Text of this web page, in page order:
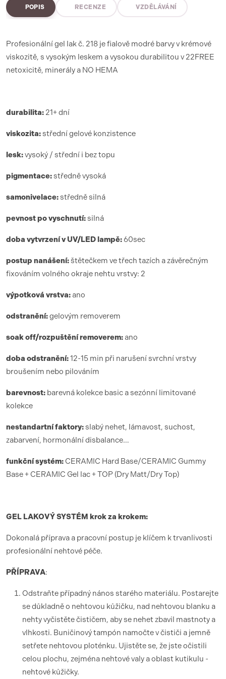
POPIS RECENZE VZDĚLÁVÁNÍ
Profesionální gel lak č. 218 je fialově modré barvy v krémové
viskozitě, s vysokým leskem a vysokou durabilitou v 22FREE
netoxicitě, minerály a NO HEMA
durabilita: 21+ dní
viskozita:střední gelové konzistence
lesk:vysoký / střední i bez topu
pigmentace:středně vysoká
samonivelace:středně silná
pevnost po vyschnutí:silná
doba vytvrzenív UV/LED lampě:60sec
postup nanášení:štětečkem ve třech tazích a závěrečným
fixováním volného okraje nehtu vrstvy: 2
výpotková vrstva: ano
odstranění:gelovým removerem
soak off/rozpuštění removerem: ano
doba odstranění:12-15 min při narušení svrchní vrstvy
broušením nebo pilováním
barevnost: barevná kolekce basic a sezónní limitované
kolekce
nestandartní faktory:slabý nehet, lámavost, suchost,
zabarvení, hormonální disbalance…
funkční systém:CERAMIC Hard Base/CERAMIC Gummy
Base + CERAMIC Gel lac + TOP (Dry Matt/Dry Top)
GEL LAKOVÝ SYSTÉM krok za krokem:
Dokonalá příprava a pracovní postup je klíčem k trvanlivosti
profesionální nehtové péče.
PŘÍPRAVA:
Odstraňte případný nános starého materiálu. Postarejte
se důkladně o nehtovou kůžičku, nad nehtovou blanku a
nehty vyčistěte čističem, aby se nehet zbavil mastnoty a
vlhkosti. Buničinový tampón namočte v čističi a jemně
setřete nehtovou ploténku. Ujistěte se, že jste očistili
celou plochu, zejména nehtové valy a oblast kutikulu -
nehtové kůžičky.